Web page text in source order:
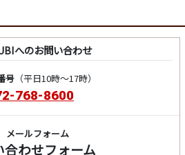
へのお問い合わせ
号（平日10時～17時）
768-8600
メールフォーム
合わせフォーム